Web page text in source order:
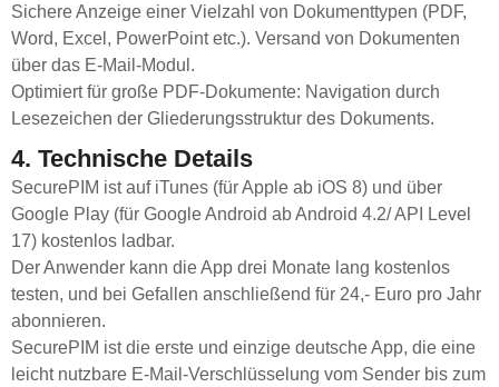
Sichere Anzeige einer Vielzahl von Dokumenttypen (PDF,
Word, Excel, PowerPoint etc.). Versand von Dokumenten
über das E-Mail-Modul.
Optimiert für große PDF-Dokumente: Navigation durch
Lesezeichen der Gliederungsstruktur des Dokuments.
4. Technische Details
SecurePIM ist auf iTunes (für Apple ab iOS 8) und über
Google Play (für Google Android ab Android 4.2/ API Level
17) kostenlos ladbar.
Der Anwender kann die App drei Monate lang kostenlos
testen, und bei Gefallen anschließend für 24,- Euro pro Jahr
abonnieren.
SecurePIM ist die erste und einzige deutsche App, die eine
leicht nutzbare E-Mail-Verschlüsselung vom Sender bis zum